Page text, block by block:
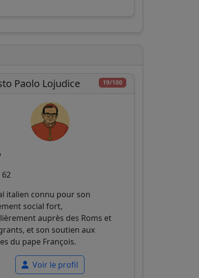
19/100
Paolo Lojudice
62
italien connu pour son
social fort,
auprès des Roms et
et son soutien aux
du pape François.
Voir le profil